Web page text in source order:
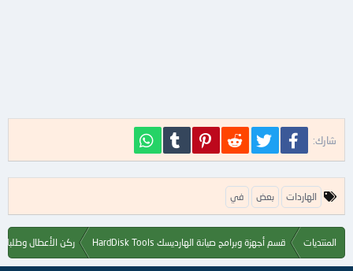
شارك: فيسبوك تويتر Reddit
Pinterest
Tumblr
ا
ل
م
ا
الهاردات بعض في
المنتديات قسم أجهزة وبرامج صيانة الهارديسك HardDisk Tools ركن الأعطال وطلبات